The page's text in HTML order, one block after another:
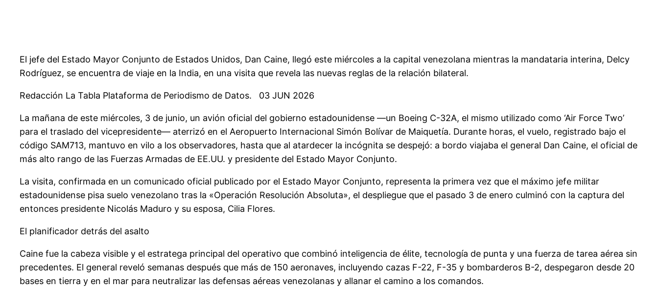
El jefe del Estado Mayor Conjunto de Estados Unidos, Dan Caine, llegó este miércoles a la capital venezolana mientras la mandataria interina, Delcy
Rodríguez, se encuentra de viaje en la India, en una visita que revela las nuevas reglas de la relación bilateral.
Redacción La Tabla Plataforma de Periodismo de Datos. 03 JUN 2026
La mañana de este miércoles, 3 de junio, un avión oficial del gobierno estadounidense —un Boeing C-32A, el mismo utilizado como ‘Air Force Two’
para el traslado del vicepresidente— aterrizó en el Aeropuerto Internacional Simón Bolívar de Maiquetía. Durante horas, el vuelo, registrado bajo el
código SAM713, mantuvo en vilo a los observadores, hasta que al atardecer la incógnita se despejó: a bordo viajaba el general Dan Caine, el oficial de
más alto rango de las Fuerzas Armadas de EE.UU. y presidente del Estado Mayor Conjunto.
La visita, confirmada en un comunicado oficial publicado por el Estado Mayor Conjunto, representa la primera vez que el máximo jefe militar
estadounidense pisa suelo venezolano tras la «Operación Resolución Absoluta», el despliegue que el pasado 3 de enero culminó con la captura del
entonces presidente Nicolás Maduro y su esposa, Cilia Flores.
El planificador detrás del asalto
Caine fue la cabeza visible y el estratega principal del operativo que combinó inteligencia de élite, tecnología de punta y una fuerza de tarea aérea sin
precedentes. El general reveló semanas después que más de 150 aeronaves, incluyendo cazas F-22, F-35 y bombarderos B-2, despegaron desde 20
bases en tierra y en el mar para neutralizar las defensas aéreas venezolanas y allanar el camino a los comandos.